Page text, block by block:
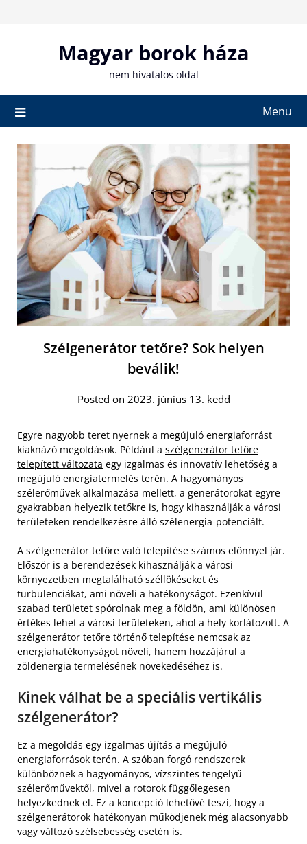
Magyar borok háza
nem hivatalos oldal
Menu
Szélgenerátor tetőre? Sok helyen
beválik!
Posted on 2023. június 13. kedd
Egyre nagyobb teret nyernek a megújuló energiaforrást
kiaknázó megoldások. Például a szélgenerátor tetőre
telepített változata egy izgalmas és innovatív lehetőség a
megújuló energiatermelés terén. A hagyományos
szélerőművek alkalmazása mellett, a generátorokat egyre
gyakrabban helyezik tetőkre is, hogy kihasználják a városi
területeken rendelkezésre álló szélenergia-potenciált.
A szélgenerátor tetőre való telepítése számos előnnyel jár.
Először is a berendezések kihasználják a városi
környezetben megtalálható széllökéseket és
turbulenciákat, ami növeli a hatékonyságot. Ezenkívül
szabad területet spórolnak meg a földön, ami különösen
értékes lehet a városi területeken, ahol a hely korlátozott. A
szélgenerátor tetőre történő telepítése nemcsak az
energiahatékonyságot növeli, hanem hozzájárul a
zöldenergia termelésének növekedéséhez is.
Kinek válhat be a speciális vertikális
szélgenerátor?
Ez a megoldás egy izgalmas újítás a megújuló
energiaforrások terén. A szóban forgó rendszerek
különböznek a hagyományos, vízszintes tengelyű
szélerőművektől, mivel a rotorok függőlegesen
helyezkednek el. Ez a koncepció lehetővé teszi, hogy a
szélgenerátorok hatékonyan működjenek még alacsonyabb
vagy változó szélsebesség esetén is.